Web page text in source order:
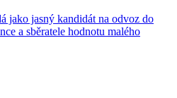
jako jasný kandidát na odvoz do
a sběratele hodnotu malého